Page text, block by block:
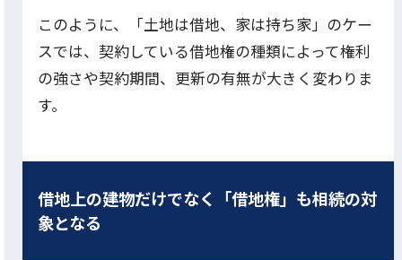
このように、「土地は借地、家は持ち家」のケー
スでは、契約している借地権の種類によって権利
の強さや契約期間、更新の有無が大きく変わりま
す。
借地上の建物だけでなく「借地権」も相続の対
象となる